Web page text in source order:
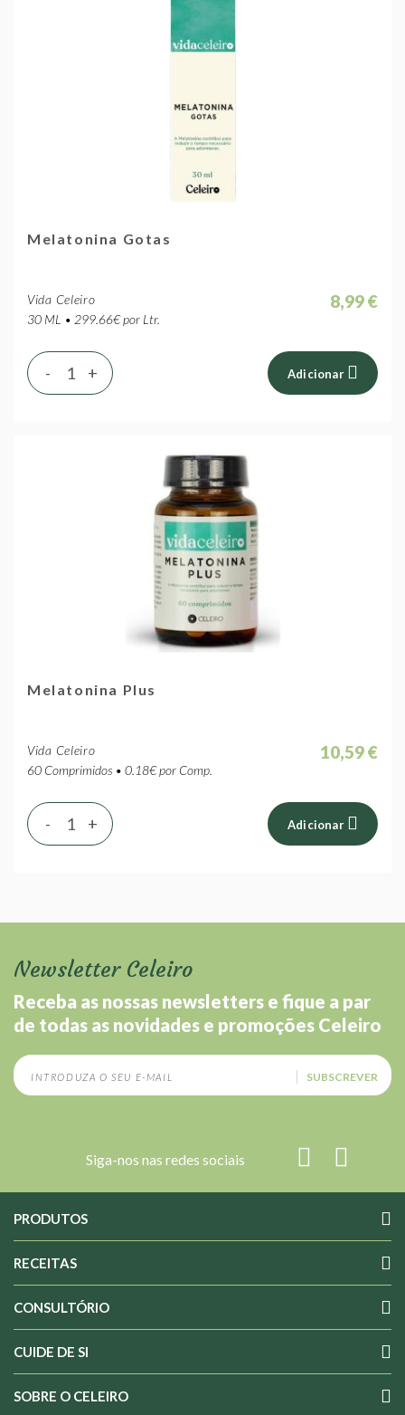
Melatonina Gotas
Vida Celeiro
30 ML • 299.66€ por Ltr.
8,99 €
+
- Adicionar
Melatonina Plus
Vida Celeiro
60 Comprimidos • 0.18€ por Comp.
10,59 €
+
- Adicionar
Newsletter Celeiro
Receba as nossas newsletters e fique a par
de todas as novidades e promoções Celeiro
SUBSCREVER
Siga-nos nas redes sociais
PRODUTOS
RECEITAS
CONSULTÓRIO
CUIDE DE SI
SOBRE O CELEIRO